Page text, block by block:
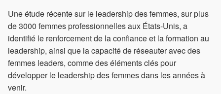
Une étude récente sur le leadership des femmes, sur plus
de 3000 femmes professionnelles aux États-Unis, a
identifié le renforcement de la confiance et la formation au
leadership, ainsi que la capacité de réseauter avec des
femmes leaders, comme des éléments clés pour
développer le leadership des femmes dans les années à
venir.